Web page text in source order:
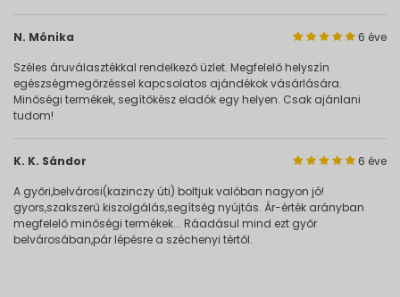
N. Mónika
6 éve
Széles áruválasztékkal rendelkező üzlet. Megfelelő helyszín
egészségmegőrzéssel kapcsolatos ajándékok vásárlására.
Minőségi termékek, segítőkész eladók egy helyen. Csak ajánlani
tudom!
K. K. Sándor
6 éve
A győri,belvárosi(kazinczy úti) boltjuk valóban nagyon jó!
gyors,szakszerű kiszolgálás,segítség nyújtás. Ár-érték arányban
megfelelő minőségi termékek... Ráadásul mind ezt győr
belvárosában,pár lépésre a széchenyi tértől.